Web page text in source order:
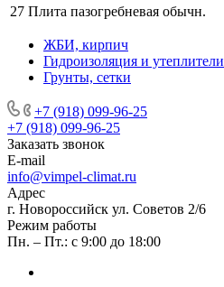
27 Плита пазогребневая обычн.
ЖБИ, кирпич
Гидроизоляция и утеплители
Грунты, сетки
+7 (918) 099-96-25
+7 (918) 099-96-25
Заказать звонок
E-mail
info@vimpel-climat.ru
Адрес
г. Новороссийск ул. Советов 2/6
Режим работы
Пн. – Пт.: с 9:00 до 18:00